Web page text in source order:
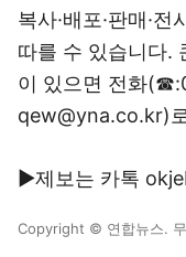
복사·배포·판매·
따를 수 있습니다.
이 있으면 전화
qew@yna.co.kr)
▶제보는 카톡
Copyright © 연합뉴스.